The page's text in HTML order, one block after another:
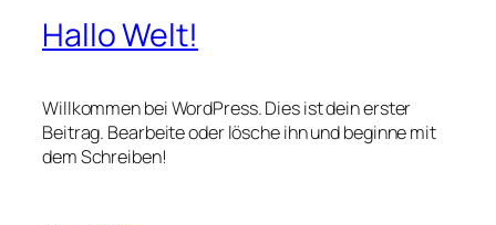
Hallo Welt!
Willkommen bei WordPress. Dies ist dein erster
Beitrag. Bearbeite oder lösche ihn und beginne mit
dem Schreiben!